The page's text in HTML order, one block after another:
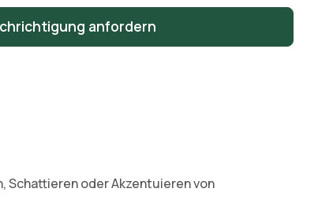
anfordern
Schattieren oder Akzentuieren von